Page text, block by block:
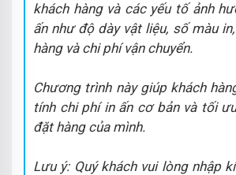
khách hàng và các yếu tố ảnh
ấn như độ dày vật liệu, số màu
hàng và chi phí vận chuyển.
Chương trình này giúp khách
tính chi phí in ấn cơ bản và tối
đặt hàng của mình.
Lưu ý: Quý khách vui lòng nhập